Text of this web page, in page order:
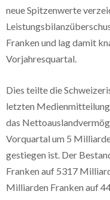
neue Spitzenwerte
Franken und lag damit
Vorjahresquartal.
Dies teilte die
letzten Medienmitteilung
das
Vorquartal um 5
gestiegen ist. Der
Franken auf 5317
Milliarden Franken auf